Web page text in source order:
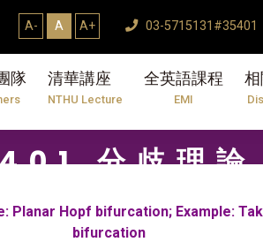
A- A A+ 03-5715131#35401
隊 清華講座
NTHU Lecture
全英語課程
EMI
分歧理論
Planar Hopf bifurcation; Example:
bifurcation